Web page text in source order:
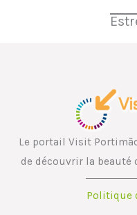
Le portail Visit
de découvrir la beauté
Politique